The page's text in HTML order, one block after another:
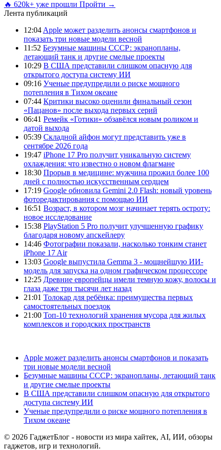
🔥 620k+ уже прошли Пройти →
Лента публикаций
12:04 Apple может разделить анонсы смартфонов и
показать три новые модели весной
11:52 Безумные машины СССР: экранопланы,
летающий танк и другие смелые проекты
10:29 В США представили слишком опасную для
открытого доступа систему ИИ
09:16 Ученые предупредили о риске мощного
потепления в Тихом океане
07:44 Критики высоко оценили финальный сезон
«Пацанов» после выхода первых серий
06:41 Ремейк «Готики» обзавёлся новым роликом и
датой выхода
05:39 Складной айфон могут представить уже в
сентябре 2026 года
19:47 iPhone 17 Pro получит уникальную систему
охлаждения: что известно о новом флагмане
18:30 Прорыв в медицине: мужчина прожил более 100
дней с полностью искусственным сердцем
17:19 Google обновила Gemini 2.0 Flash: новый уровень
фоторедактирования с помощью ИИ
16:51 Возраст, в котором мозг начинает терять остроту:
новое исследование
15:38 PlayStation 5 Pro получит улучшенную графику
благодаря новому апскейлеру
14:46 Фотографии показали, насколько тонким станет
iPhone 17 Air
13:03 Google выпустила Gemma 3 - мощнейшую ИИ-
модель для запуска на одном графическом процессоре
12:25 Древние европейцы имели темную кожу, волосы и
глаза даже три тысячи лет назад
21:01 Толокар для ребёнка: преимущества первых
самостоятельных поездок
21:00 Топ-10 технологий хранения мусора для жилых
комплексов и городских пространств
Apple может разделить анонсы смартфонов и показать
три новые модели весной
Безумные машины СССР: экранопланы, летающий танк
и другие смелые проекты
В США представили слишком опасную для открытого
доступа систему ИИ
Ученые предупредили о риске мощного потепления в
Тихом океане
© 2026 ГаджетБлог - новости из мира хайтек, AI, ИИ, обзоры
гаджетов, игр и технологий.